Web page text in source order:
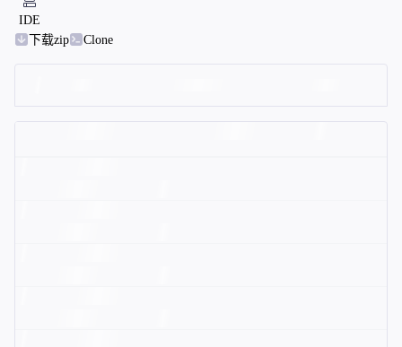
IDE
下载zip
Clone